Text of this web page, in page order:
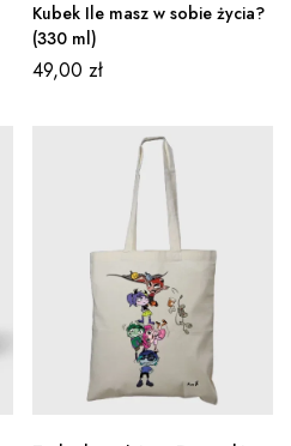
Kubek Ile masz w sobie życia?
(330 ml)
49,00 zł